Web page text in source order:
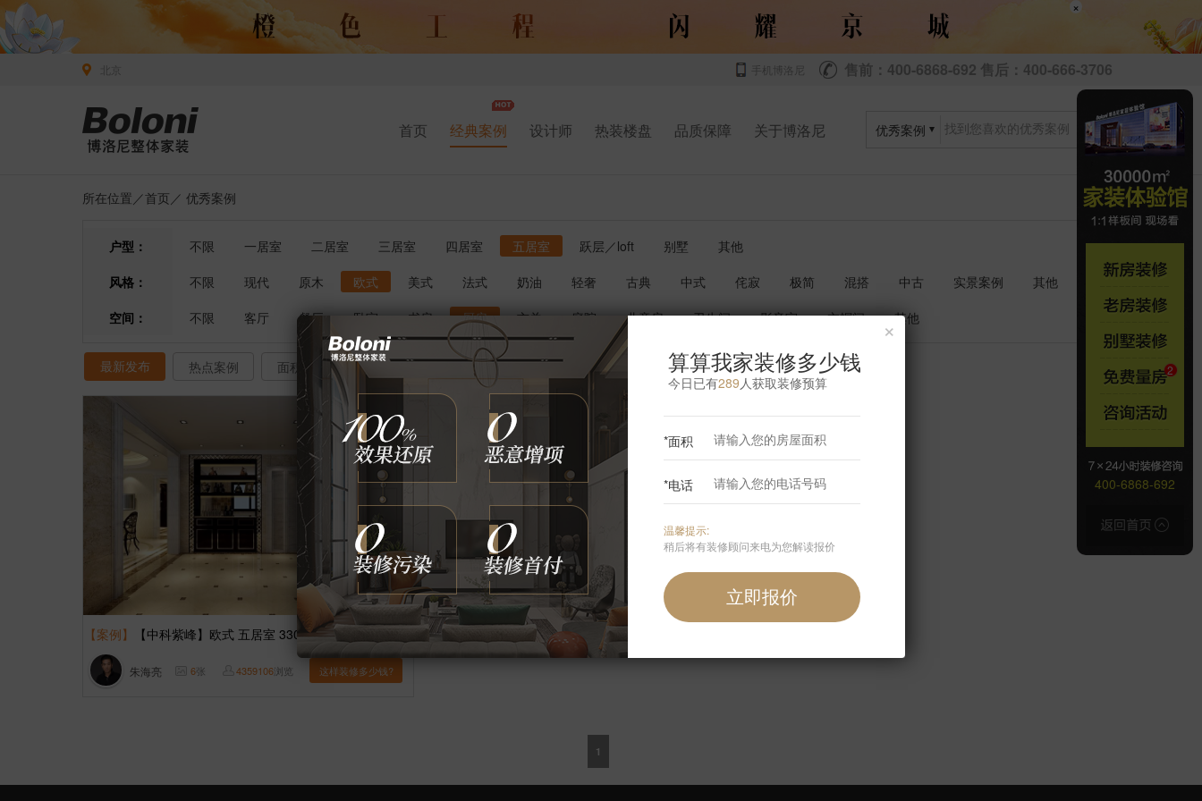
×
手机博洛尼 售前：400-6868-692 售后：400-666-3706
首页 经典案例 设计师 热装楼盘 品质保障 关于博洛尼 优秀案例
所在位置／首页 ／ 优秀案例
户型： 不限 一居室 二居室 三居室 四居室 五居室 跃层／loft 别墅
其他
风格：
不限 现代 原木 欧式 美式 法式 奶油 轻奢 古典 中式 侘寂 极简 混搭 中古 实景案例
其他
空间：
不限 客厅 餐厅 卧室 书房 厨房 玄关 庭院 儿童房 卫生间 影音室 衣帽间 其他
最新发布 热点案例 面积排序 共1套 1
【案例】 【中科紫峰】欧式 五居室 330㎡
朱海亮 6张 4359106浏览 这样装修多少钱?
1
400-6868-692
×
算算我家装修多少钱
今日已有289 人获取装修预算
*面积
*电话
温馨提示:
稍后将有装修顾问来电为您解读报价